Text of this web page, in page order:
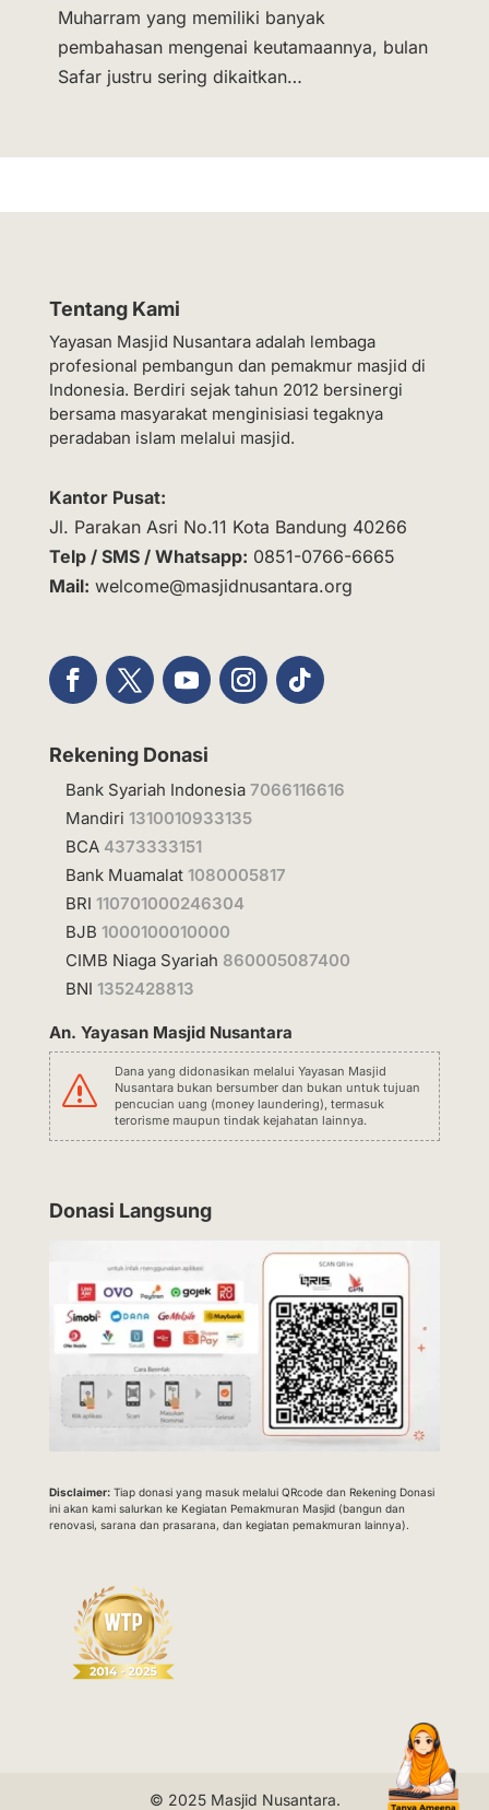
Muharram yang memiliki banyak
pembahasan mengenai keutamaannya, bulan
Safar justru sering dikaitkan…
Tentang Kami
Yayasan Masjid Nusantara adalah lembaga
profesional pembangun dan pemakmur masjid di
Indonesia. Berdiri sejak tahun 2012 bersinergi
bersama masyarakat menginisiasi tegaknya
peradaban islam melalui masjid.
Kantor Pusat:
Jl. Parakan Asri No.11 Kota Bandung 40266
Telp / SMS / Whatsapp: 0851-0766-6665
Mail: welcome@masjidnusantara.org
Rekening Donasi
Bank Syariah Indonesia 7066116616
Mandiri 1310010933135
BCA 4373333151
Bank Muamalat 1080005817
BRI 110701000246304
BJB 1000100010000
CIMB Niaga Syariah 860005087400
BNI 1352428813
An. Yayasan Masjid Nusantara
s
Dana yang didonasikan melalui Yayasan Masjid
Nusantara bukan bersumber dan bukan untuk tujuan
pencucian uang (money laundering), termasuk
terorisme maupun tindak kejahatan lainnya.
Donasi Langsung
Disclaimer:Tiap donasi yang masuk melalui QRcode dan Rekening Donasi
ini akan kami salurkan ke Kegiatan Pemakmuran Masjid (bangun dan
renovasi, sarana dan prasarana, dan kegiatan pemakmuran lainnya).
© 2025 Masjid Nusantara.